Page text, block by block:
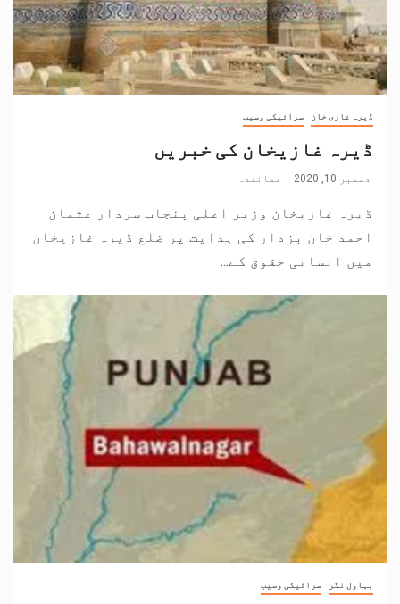
ڈیرہ غازی خان سرائیکی وسیب
ڈیرہ غازیخان کی خبریں
دسمبر 10, 2020 نمائندہ
ڈیرہ غازیخان وزیر اعلی پنجاب سردار عثمان
احمد خان بزدار کی ہدایت پر ضلع ڈیرہ غازیخان
میں انسانی حقوق کے...
بہاول نگر سرائیکی وسیب